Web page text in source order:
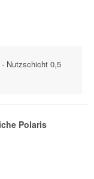
Nutzschicht 0,5
Polaris